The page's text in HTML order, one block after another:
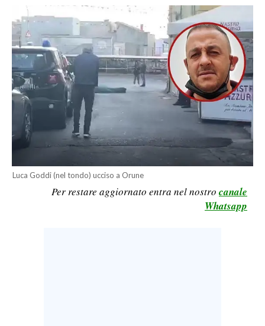
ECONOMIA
SERVIZI ALLE IMPRESE
LAVORO
BANDI
SPORT IN SARDEGNA
RISULTATI E CLASSIFICHE
Luca Goddi (nel tondo) ucciso a Orune
Per restare aggiornato entra nel nostro canale
Whatsapp